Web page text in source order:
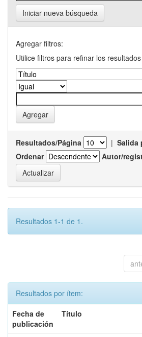
Iniciar nueva búsqueda
Agregar filtros:
Utilice filtros para refinar los
Resultados/Página | Salida
Ordenar
Autor/
Resultados 1-1 de 1.
Resultados por ítem:
Fecha de
publicación
Título